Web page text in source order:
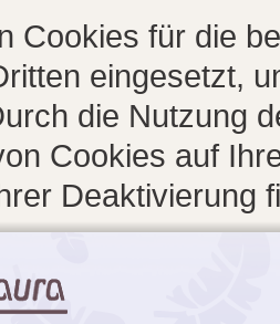
Cookies für die
eingesetzt,
die Nutzung
Cookies auf
Deaktivierung